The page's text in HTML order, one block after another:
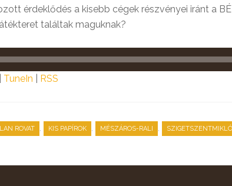
érdeklődés a kisebb cégek részvényei iránt a
találtak maguknak?
TuneIn RSS
ROVAT , KIS PAPÍROK , MÉSZÁROS-RALI ,